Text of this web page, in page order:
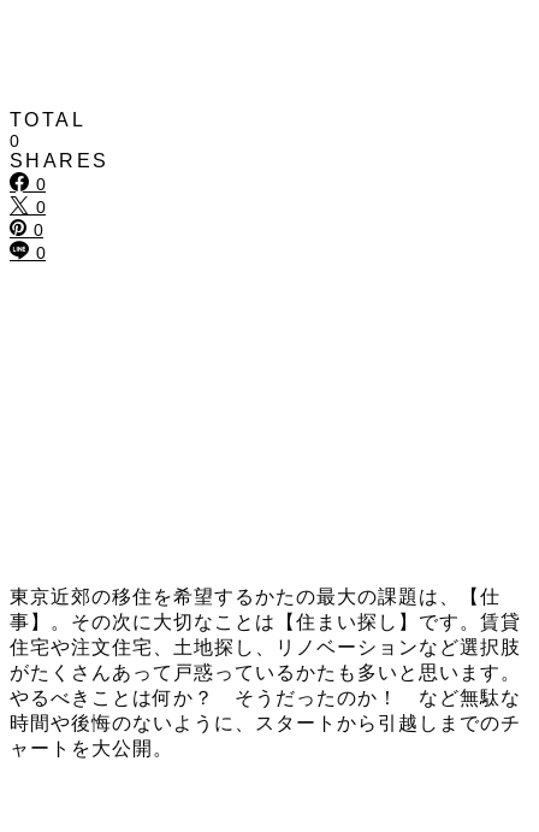
TOTAL
0
SHARES
0
0
0
0
東京近郊の移住を希望するかたの最大の課題は、【仕
事】。その次に大切なことは【住まい探し】です。賃貸
住宅や注文住宅、土地探し、リノベーションなど選択肢
がたくさんあって戸惑っているかたも多いと思います。
やるべきことは何か？ そうだったのか！ など無駄な
時間や後悔のないように、スタートから引越しまでのチ
ャートを大公開。